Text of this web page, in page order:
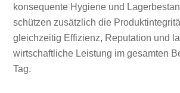
konsequente Hygiene und
schützen zusätzlich die
gleichzeitig Effizienz, Reputation und
wirtschaftliche Leistung im gesamten
Tag.